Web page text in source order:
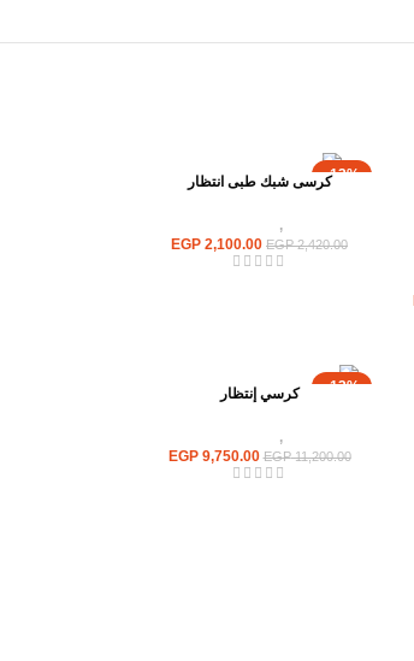
-13%كرسى شبك طبى انتظار
,
EGP2,420.00
EGP 2,100.00
-13% كرسي إنتظار
,
EGP11,200.00
EGP9,750.00